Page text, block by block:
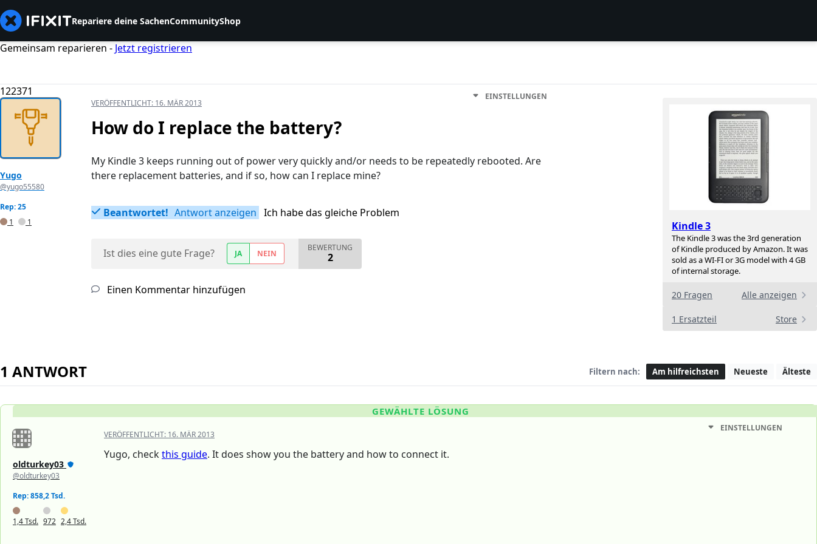
Repariere deine SachenCommunityShop
Gemeinsam reparieren - Jetzt registrieren
122371
Kindle 3
The Kindle 3 was the 3rd generation
of Kindle produced by Amazon. It was
sold as a WI-FI or 3G model with 4 GB
of internal storage.
20 Fragen Alle anzeigen
1 Ersatzteil Store
Yugo
@yugo55580
Rep: 25
1
1
VERÖFFENTLICHT: 16. MÄR 2013
EINSTELLUNGEN
How do I replace the battery?
My Kindle 3 keeps running out of power very quickly and/or needs to be repeatedly rebooted. Are
there replacement batteries, and if so, how can I replace mine?
Beantwortet! Antwort anzeigen Ich habe das gleiche Problem
Ist dies eine gute Frage? JA NEIN
BEWERTUNG
2
Einen Kommentar hinzufügen
1 ANTWORT Filtern nach: Am hilfreichsten Neueste Älteste
GEWÄHLTE LÖSUNG
oldturkey03
@oldturkey03
Rep: 858,2 Tsd.
1,4 Tsd. 972 2,4 Tsd.
VERÖFFENTLICHT: 16. MÄR 2013
EINSTELLUNGEN
Yugo, checkthis guide. It does show you the battery and how to connect it.